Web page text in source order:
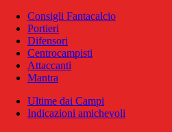
Consigli Fantacalcio
Portieri
Difensori
Centrocampisti
Attaccanti
Mantra
Ultime dai Campi
Indicazioni amichevoli